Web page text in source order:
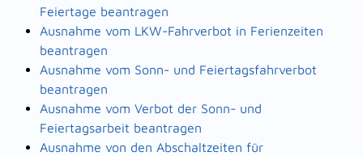
Feiertage beantragen
Ausnahme vom LKW-Fahrverbot in Ferienzeiten
beantragen
Ausnahme vom Sonn- und Feiertagsfahrverbot
beantragen
Ausnahme vom Verbot der Sonn- und
Feiertagsarbeit beantragen
Ausnahme von den Abschaltzeiten für